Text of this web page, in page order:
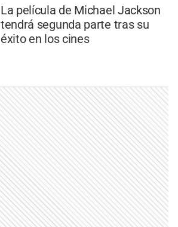
La película de Michael Jackson
tendrá segunda parte tras su
éxito en los cines